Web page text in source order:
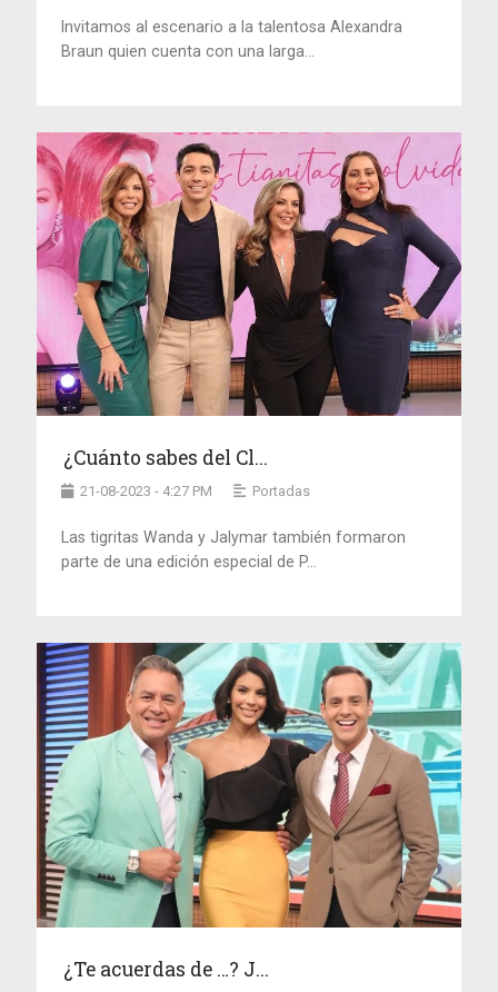
Invitamos al escenario a la talentosa Alexandra
Braun quien cuenta con una larga...
¿Cuánto sabes del Cl...
21-08-2023 - 4:27 PM Portadas
Las tigritas Wanda y Jalymar también formaron
parte de una edición especial de P...
¿Te acuerdas de …? J...